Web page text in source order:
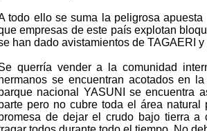
todo ello se suma la peligrosa
empresas de este país explotan
han dado avistamientos de TAGAERI
querría vender a la comunidad
hermanos se encuentran acotados en
nacional YASUNI se encuentra
pero no cubre toda el área natural
de dejar el crudo bajo tierra a